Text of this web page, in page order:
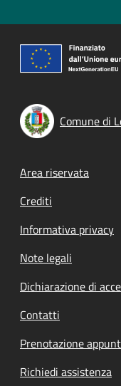
Comune di
Footer
Area riservata
Crediti
Informativa privacy
Note legali
Dichiarazione di
Contatti
Prenotazione
Richiedi assistenza